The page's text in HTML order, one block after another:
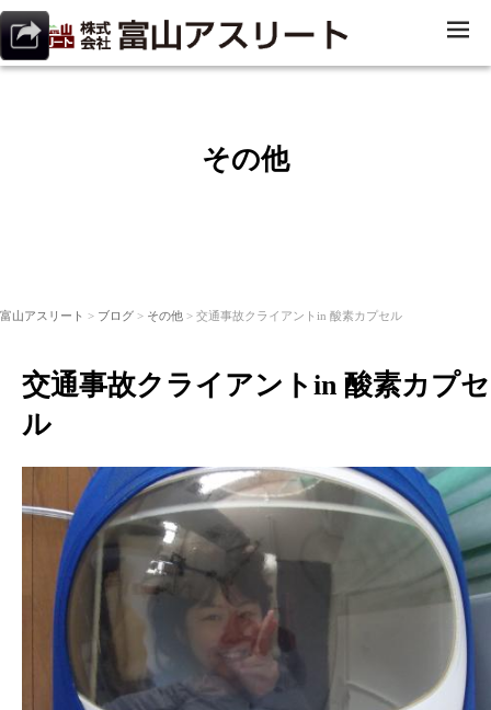
NU
その他
富山アスリート > ブログ > その他 > 交通事故クライアントin 酸素カプセル
交通事故クライアントin 酸素カプセ
ル